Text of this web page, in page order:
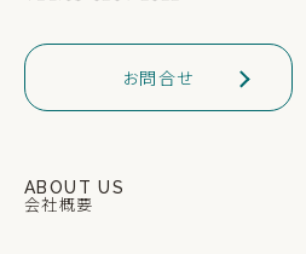
お問合せ
ABOUT US
会社概要